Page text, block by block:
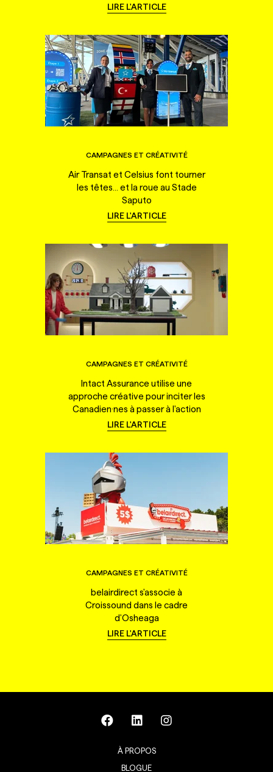
LIRE L'ARTICLE
CAMPAGNES ET CRÉATIVITÉ
Air Transat et Celsius font tourner
les têtes... et la roue au Stade
Saputo
LIRE L'ARTICLE
CAMPAGNES ET CRÉATIVITÉ
Intact Assurance utilise une
approche créative pour inciter les
Canadien·nes à passer à l'action
LIRE L'ARTICLE
CAMPAGNES ET CRÉATIVITÉ
belairdirect s'associe à
Croissound dans le cadre
d'Osheaga
LIRE L'ARTICLE
À PROPOS
BLOGUE